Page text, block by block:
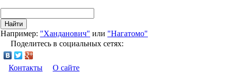
Найти
Например: "Ханданович" или "Нагатомо"
Поделитесь в социальных сетях:
Контакты О сайте